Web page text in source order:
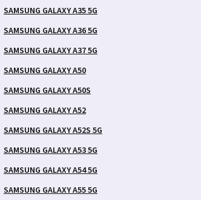
SAMSUNG GALAXY A35 5G
SAMSUNG GALAXY A36 5G
SAMSUNG GALAXY A37 5G
SAMSUNG GALAXY A50
SAMSUNG GALAXY A50S
SAMSUNG GALAXY A52
SAMSUNG GALAXY A52S 5G
SAMSUNG GALAXY A53 5G
SAMSUNG GALAXY A54 5G
SAMSUNG GALAXY A55 5G